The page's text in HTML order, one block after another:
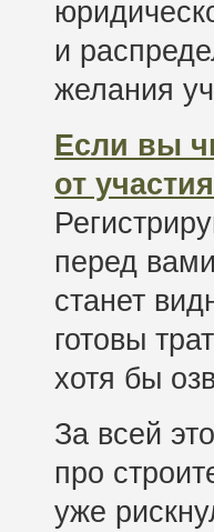
и
желания
Если вы
от
перед
станет
готовы
хотя бы
За всей
про
уже